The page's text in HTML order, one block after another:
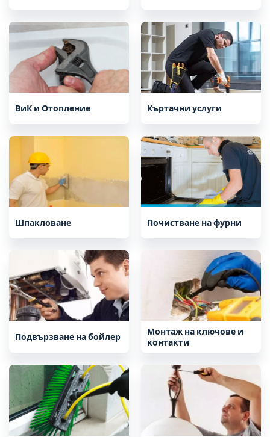
ВиК и Отопление Къртачни услуги
Шпакловане Почистване на фурни
Подвързване на бойлер
Монтаж на ключове и
контакти